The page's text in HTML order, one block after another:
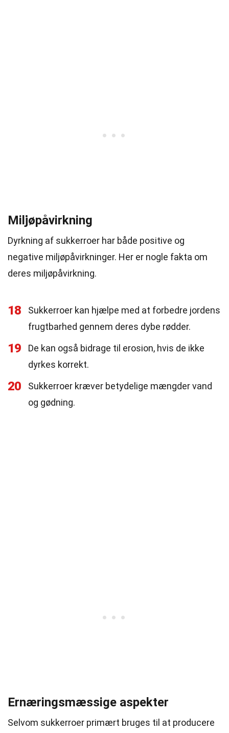
Miljøpåvirkning
Dyrkning af sukkerroer har både positive og
negative miljøpåvirkninger. Her er nogle fakta om
deres miljøpåvirkning.
18
Sukkerroer kan hjælpe med at forbedre jordens
frugtbarhed gennem deres dybe rødder.
19
De kan også bidrage til erosion, hvis de ikke
dyrkes korrekt.
20
Sukkerroer kræver betydelige mængder vand
og gødning.
Ernæringsmæssige aspekter
Selvom sukkerroer primært bruges til at producere